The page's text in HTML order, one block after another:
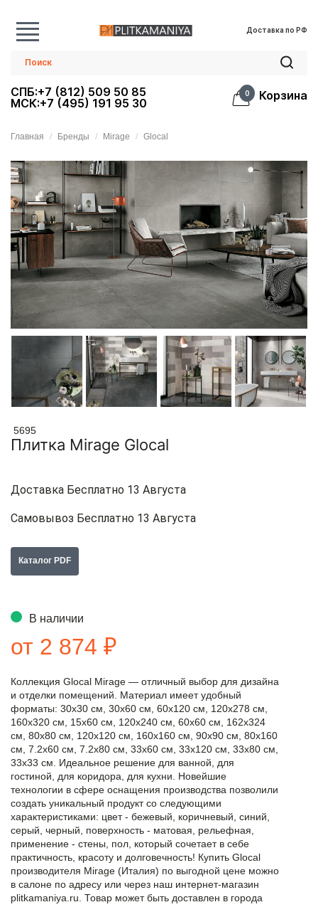
Доставка по РФ
СПБ:+7 (812) 509 50 85
МСК:+7 (495) 191 95 30
0 Корзина
Главная Бренды Mirage Glocal
5695
Плитка Mirage Glocal
Доставка Бесплатно 13 Августа
Самовывоз Бесплатно 13 Августа
Каталог PDF
В наличии
от 2 874 ₽
Коллекция Glocal Mirage — отличный выбор для дизайна
и отделки помещений. Материал имеет удобный
форматы: 30x30 см, 30x60 см, 60x120 см, 120x278 см,
160x320 см, 15x60 см, 120x240 см, 60x60 см, 162x324
см, 80x80 см, 120x120 см, 160x160 см, 90x90 см, 80x160
см, 7.2x60 см, 7.2x80 см, 33x60 см, 33x120 см, 33x80 см,
33x33 см. Идеальное решение для ванной, для
гостиной, для коридора, для кухни. Новейшие
технологии в сфере оснащения производства позволили
создать уникальный продукт со следующими
характеристиками: цвет - бежевый, коричневый, синий,
серый, черный, поверхность - матовая, рельефная,
применение - стены, пол, который сочетает в себе
практичность, красоту и долговечность! Купить Glocal
производителя Mirage (Италия) по выгодной цене можно
в салоне по адресу или через наш интернет-магазин
plitkamaniya.ru. Товар может быть доставлен в города